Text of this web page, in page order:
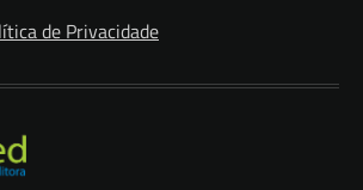
de Privacidade